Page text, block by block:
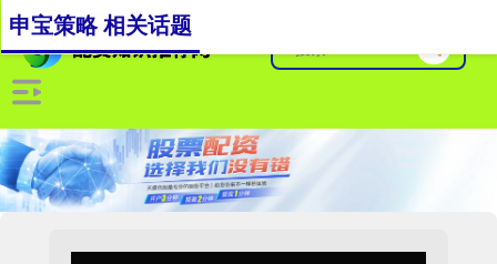
申宝策略 相关话题